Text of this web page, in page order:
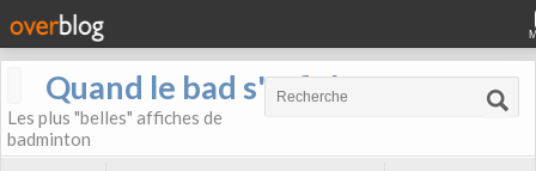
Quand le bad s'affiche !
Les plus "belles" affiches de
badminton